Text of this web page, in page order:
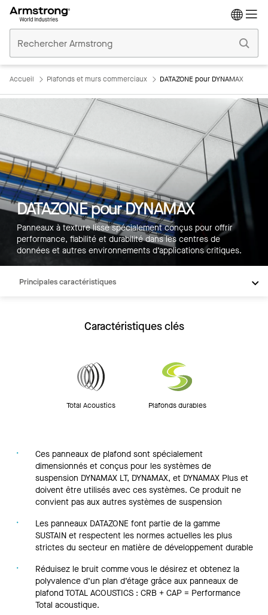
Plafonds
Commerciaux
Accueil Plafonds et murs commerciaux DATAZONE pour DYNAMAX
DATAZONE pour DYNAMAX
Panneaux à texture lisse spécialement conçus pour offrir
performance, fiabilité et durabilité dans les centres de
données et autres environnements d’applications critiques.
Principales caractéristiques
Caractéristiques clés
Total Acoustics Plafonds durables
Ces panneaux de plafond sont spécialement
dimensionnés et conçus pour les systèmes de
suspension DYNAMAX LT, DYNAMAX, et DYNAMAX Plus et
doivent être utilisés avec ces systèmes. Ce produit ne
convient pas aux autres systèmes de suspension
Les panneaux DATAZONE font partie de la gamme
SUSTAIN et respectent les normes actuelles les plus
strictes du secteur en matière de développement durable
Réduisez le bruit comme vous le désirez et obtenez la
polyvalence d’un plan d’étage grâce aux panneaux de
plafond TOTAL ACOUSTICS : CRB + CAP = Performance
Total acoustique.